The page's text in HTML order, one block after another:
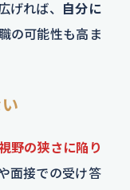
げれば、 自分に
の可能性も高ま
野の狭さに陥り
面接での受け答